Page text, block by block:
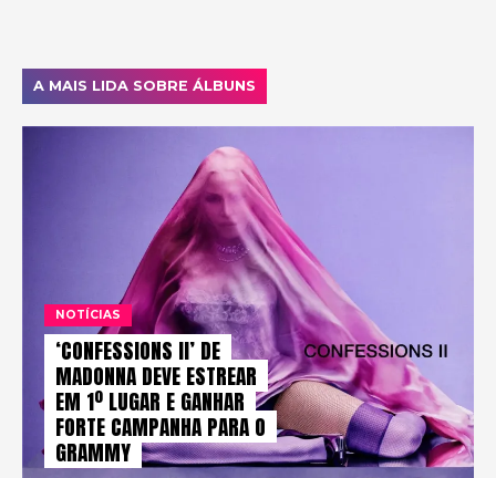
A MAIS LIDA SOBRE ÁLBUNS
NOTÍCIAS
‘CONFESSIONS II’ DE
MADONNA DEVE ESTREAR
EM 1º LUGAR E GANHAR
FORTE CAMPANHA PARA O
GRAMMY